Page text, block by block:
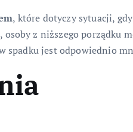
, które dotyczy sytuacji,
z niższego porządku
spadku jest odpowiednio